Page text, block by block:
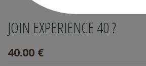
JOIN EXPERIENCE 40 ?
40.00 €